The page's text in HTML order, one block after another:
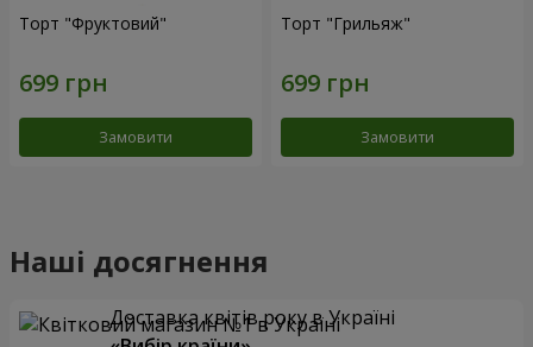
Торт "Фруктовий"
Замовити
Торт "Грильяж"
Замовити
Наші досягнення
Доставка квітів року в Україні